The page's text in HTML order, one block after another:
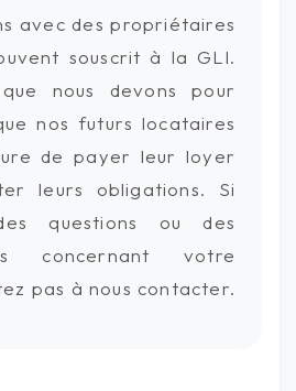
avec des propriétaires
souscrit à la GLI.
nous devons pour
nos futurs locataires
de payer leur loyer
leurs obligations. Si
questions ou des
concernant votre
pas à nous contacter.